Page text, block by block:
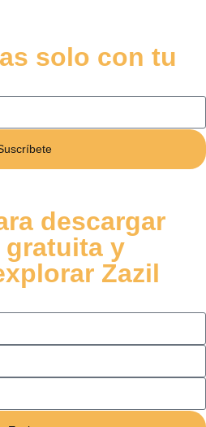
solo con tu
descargar
gratuita y
Zazil